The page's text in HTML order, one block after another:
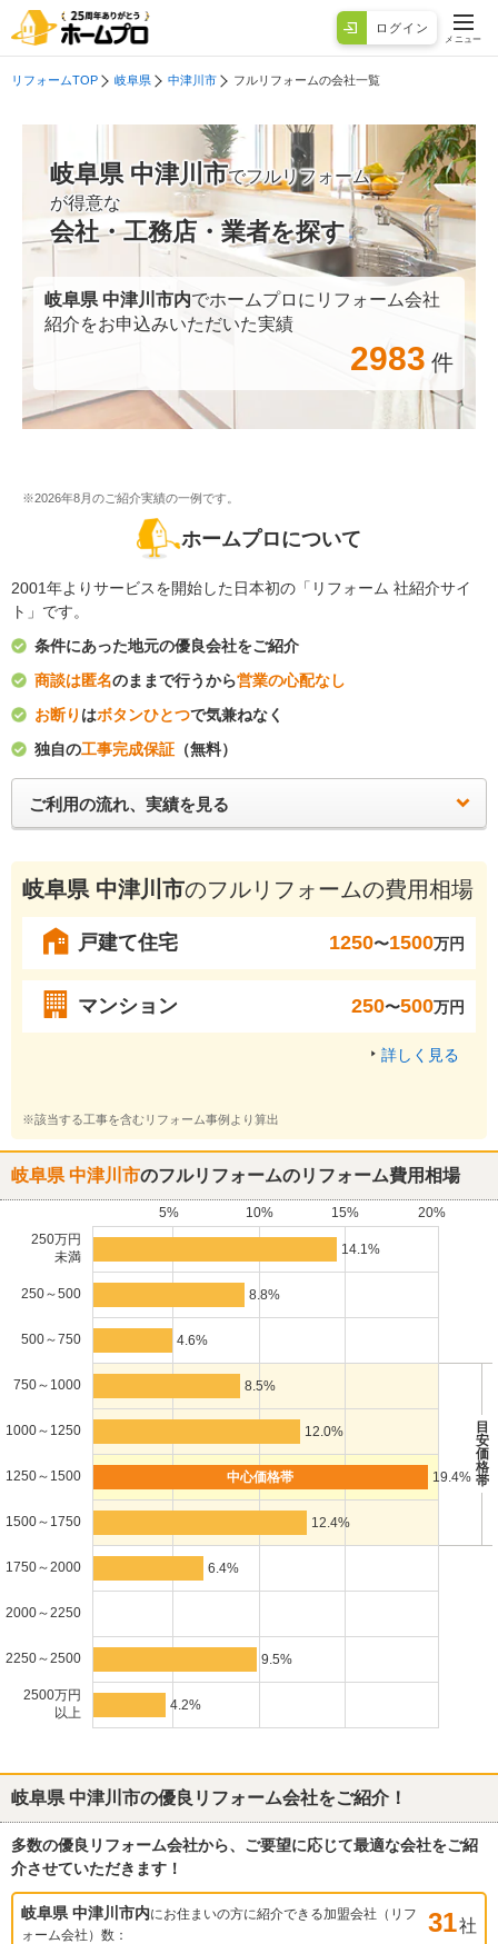
ログイン
メニュー
リフォームTOP 岐阜県 中津川市 フルリフォームの会社一覧
岐阜県 中津川市でフルリフォーム
が得意な
会社・工務店・業者を探す
岐阜県 中津川市内でホームプロにリフォーム会社
紹介をお申込みいただいた実績
2983 件
※2026年8月のご紹介実績の一例です。
ホームプロについて
2001年よりサービスを開始した日本初の「リフォーム 社紹介サイ
ト」です。
条件にあった地元の優良会社をご紹介
商談は匿名のままで行うから営業の心配なし
お断り はボタンひとつで気兼ねなく
独自の工事完成保証 （無料）
ご利用の流れ、実績を見る
岐阜県 中津川市のフルリフォームの費用相場
戸建て住宅 1250〜1500万円
マンション 250〜500万円
詳しく見る
※該当する工事を含むリフォーム事例より算出
岐阜県 中津川市のフルリフォームのリフォーム費用相場
5% 10% 15%
20%
250万円
未満
14.1%
250～500 8.8%
500～750 4.6%
750～1000 8.5%
目
安
価
格
帯
1000～1250 12.0%
1250～1500 19.4%
1500～1750 12.4%
1750～2000 6.4%
2000～2250
2250～2500 9.5%
2500万円
以上
4.2%
岐阜県 中津川市の優良リフォーム会社をご紹介！
多数の優良リフォーム会社から、ご要望に応じて最適な会社をご紹
介させていただきます！
岐阜県 中津川市内にお住まいの方に紹介できる加盟会社（リフ
ォーム会社）数：
31社